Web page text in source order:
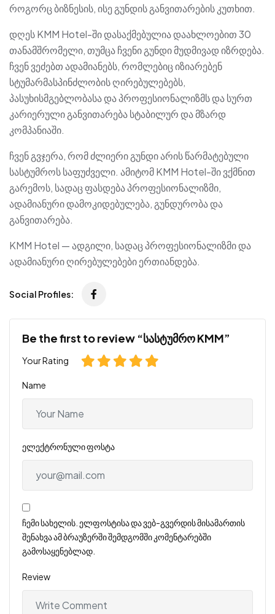
როგორც ბიზნესის, ისე გუნდის განვითარების კუთხით.
დღეს KMM Hotel-ში დასაქმებულია დაახლოებით 30
თანამშრომელი, თუმცა ჩვენი გუნდი მუდმივად იზრდება.
ჩვენ ვეძებთ ადამიანებს, რომლებიც იზიარებენ
სტუმარმასპინძლობის ღირებულებებს,
პასუხისმგებლობასა და პროფესიონალიზმს და სურთ
კარიერული განვითარება სტაბილურ და მზარდ
კომპანიაში.
ჩვენ გვჯერა, რომ ძლიერი გუნდი არის წარმატებული
სასტუმროს საფუძველი. ამიტომ KMM Hotel-ში ვქმნით
გარემოს, სადაც ფასდება პროფესიონალიზმი,
ადამიანური დამოკიდებულება, გუნდურობა და
განვითარება.
KMM Hotel — ადგილი, სადაც პროფესიონალიზმი და
ადამიანური ღირებულებები ერთიანდება.
Social Profiles:
Be the first to review “სასტუმრო KMM”
Your Rating
Name
ელექტრონული ფოსტა
ჩემი სახელის. ელფოსტისა და ვებ-გვერდის მისამართის
შენახვა ამ ბრაუზერში შემდგომში კომენტარებში
გამოსაყენებლად.
Review